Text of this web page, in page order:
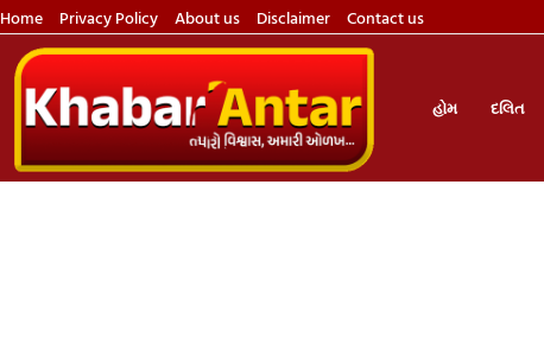
Home Privacy Policy About us Disclaimer Contact us
હોમ દલિત